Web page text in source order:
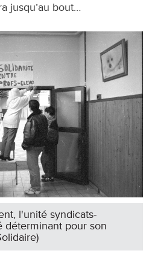
jusqu’au bout…
l'unité syndicats-
déterminant pour son